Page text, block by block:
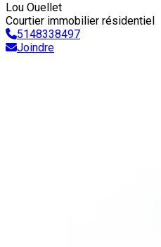
Lou Ouellet
Courtier immobilier résidentiel
5148338497
Joindre